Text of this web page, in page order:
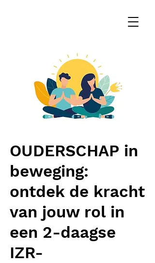
OUDERSCHAP in
beweging:
ontdek de kracht
van jouw rol in
een 2-daagse
IZR-